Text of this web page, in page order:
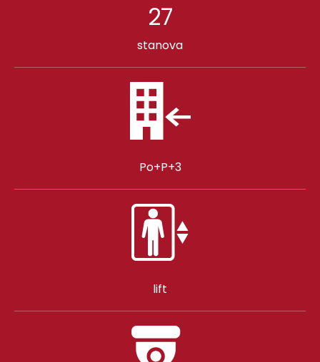
27
stanova
Po+P+3
lift